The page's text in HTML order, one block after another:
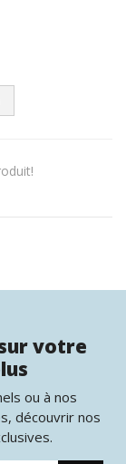
votre
ou à nos
découvrir nos